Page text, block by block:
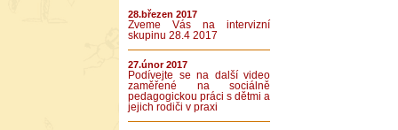
28.březen 2017
Zveme Vás na intervizní
skupinu 28.4 2017
27.únor 2017
Podívejte se na další video
zaměřené na sociálně
pedagogickou práci s dětmi a
jejich rodiči v praxi